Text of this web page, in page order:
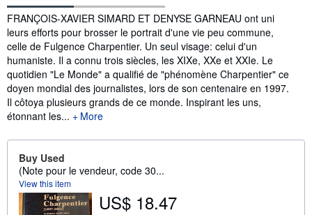
Synopsis
FRANÇOIS-XAVIER SIMARD ET DENYSE GARNEAU ont uni
leurs efforts pour brosser le portrait d'une vie peu commune,
celle de Fulgence Charpentier. Un seul visage: celui d'un
humaniste. Il a connu trois siècles, les XIXe, XXe et XXIe. Le
quotidien "Le Monde" a qualifié de "phénomène Charpentier" ce
doyen mondial des journalistes, lors de son centenaire en 1997.
Il côtoya plusieurs grands de ce monde. Inspirant les uns,
étonnant les...
More
Buy Used
(Note pour le vendeur, code 30...
View this item
US$ 18.47